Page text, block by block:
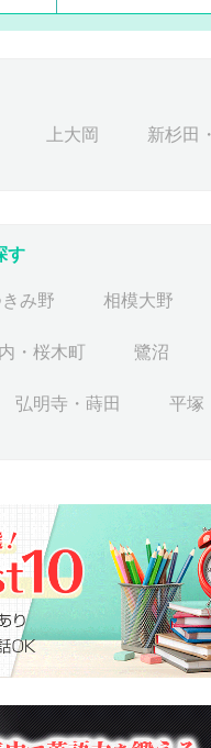
上大岡 新杉田
す
み野 相模大野
・桜木町 鷺沼
弘明寺・蒔田 平塚